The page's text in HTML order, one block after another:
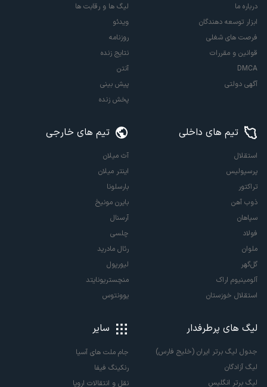
درباره ما
ابزار توسعه دهندگان
فرصت های شغلی
قوانین و مقررات
DMCA
آگهی دولتی
لیگ ها و رقابت ها
ویدئو
روزنامه
نتایج زنده
آنتن
پیش بینی
پخش زنده
تیم های داخلی
استقلال
پرسپولیس
تراکتور
ذوب آهن
سپاهان
فولاد
ملوان
گل‌گهر
آلومینیوم اراک
استقلال خوزستان
تیم های خارجی
آث میلان
اینتر میلان
بارسلونا
بایرن مونیخ
آرسنال
چلسی
رئال مادرید
لیورپول
منچستریونایتد
یوونتوس
لیگ های پرطرفدار
جدول لیگ برتر ایران (خلیج فارس)
لیگ آزادگان
لیگ برتر انگلیس
سایر
جام ملت های آسیا
رنکینگ فیفا
نقل و انتقالات اروپا